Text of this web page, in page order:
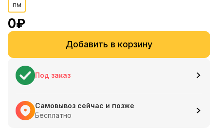
пм
0₽
Добавить в корзину
Под заказ
Самовывоз сейчас и позже
Бесплатно